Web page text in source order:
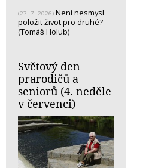
(27. 7. 2026) Není nesmysl
položit život pro druhé?
(Tomáš Holub)
Světový den
prarodičů a
seniorů (4. neděle
v červenci)